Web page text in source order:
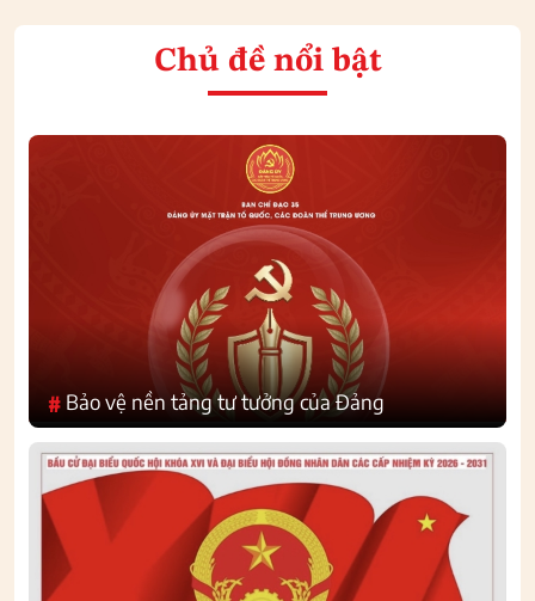
Chủ đề nổi bật
# Bảo vệ nền tảng tư tưởng của Đảng